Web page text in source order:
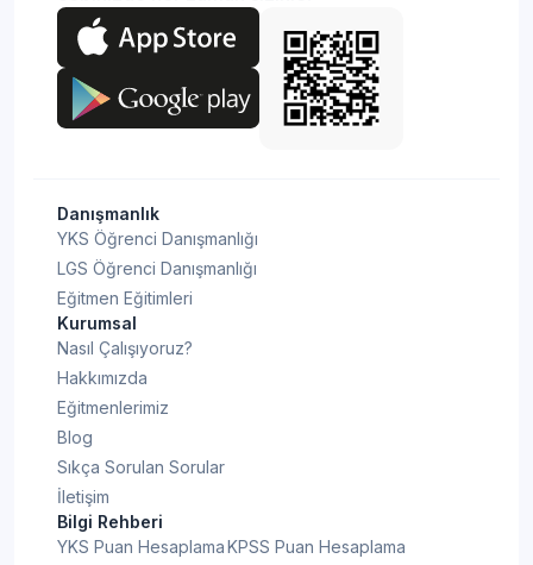
Danışmanlık
YKS Öğrenci Danışmanlığı
LGS Öğrenci Danışmanlığı
Eğitmen Eğitimleri
Kurumsal
Nasıl Çalışıyoruz?
Hakkımızda
Eğitmenlerimiz
Blog
Sıkça Sorulan Sorular
İletişim
Bilgi Rehberi
YKS Puan HesaplamaKPSS Puan Hesaplama